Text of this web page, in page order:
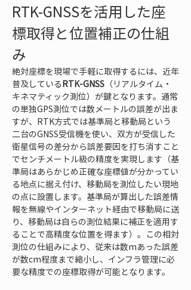
RTK-GNSSを活用した座
標取得と位置補正の仕組
み
絶対座標を現場で手軽に取得するには、近年
普及しているRTK-GNSS （リアルタイム・
キネマティック測位）が鍵となります。通常
の単独GPS測位では数メートルの誤差が出ま
すが、RTK方式では基準局と移動局という
二台のGNSS受信機を使い、双方が受信した
衛星信号の差分から誤差要因を打ち消すこと
でセンチメートル級の精度を実現します（基
準局はあらかじめ正確な座標値が分かってい
る地点に据え付け、移動局を測位したい現地
の点に設置します。基準局が算出した誤差情
報を無線やインターネット経由で移動局に送
り、移動局は自らの測位結果に補正を適用す
ることで高精度な位置を得ます）。この相対
測位の仕組みにより、従来は数mあった誤差
が数cm程度まで縮小し、インフラ管理に必
要な精度での座標取得が可能となります。